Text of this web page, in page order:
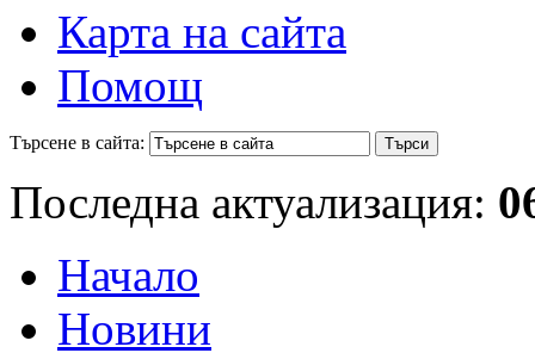
Карта на сайта
Помощ
Търсене в сайта:
Последна актуализация:
Начало
Новини